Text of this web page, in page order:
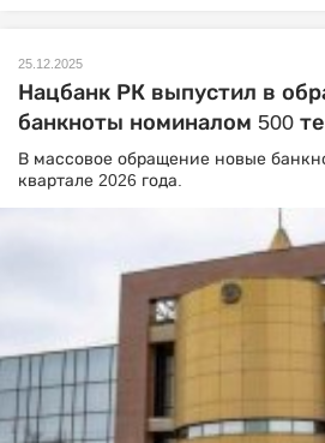
25.12.2025
Нацбанк РК выпустил в
банкноты номиналом 500
В массовое обращение новые
квартале 2026 года.